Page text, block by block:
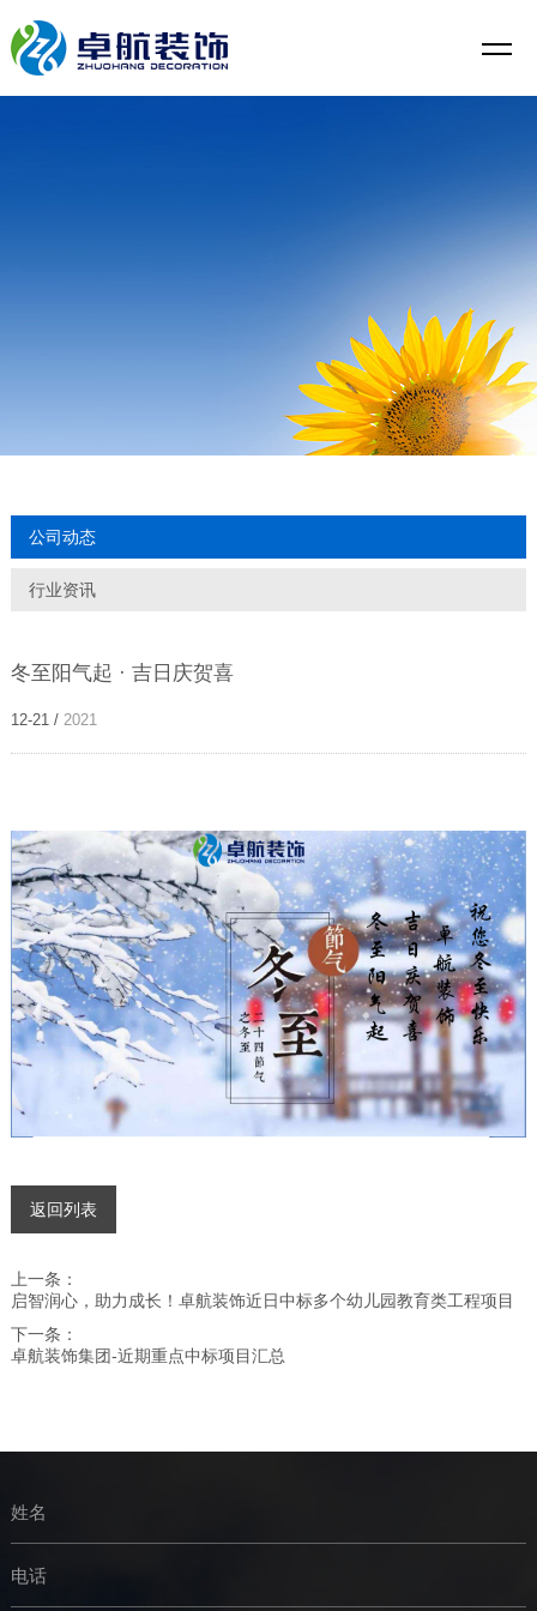
公司动态
行业资讯
冬至阳气起 · 吉日庆贺喜
12-21 / 2021
返回列表
上一条：
启智润心，助力成长！卓航装饰近日中标多个幼儿园教育类工程项目
下一条：
卓航装饰集团-近期重点中标项目汇总